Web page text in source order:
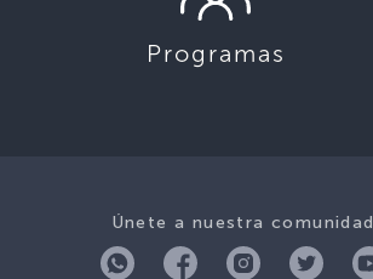
Programas
Únete a nuestra comunidad